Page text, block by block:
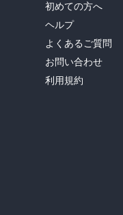
初めての方へ
ヘルプ
よくあるご質問
お問い合わせ
利用規約